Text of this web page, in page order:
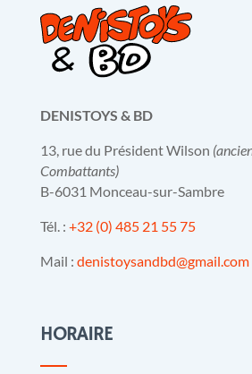
DENISTOYS & BD
13, rue du Président Wilson
Combattants)
B-6031 Monceau-sur-Sambre
Tél. : +32 (0) 485 21 55 75
Mail : denistoysandbd@gmail.com
HORAIRE